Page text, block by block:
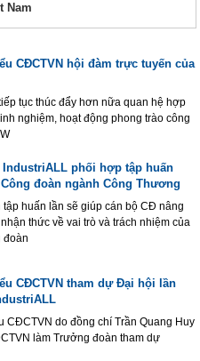
Nam
CĐCTVN hội đàm trực tuyến của
tục thúc đẩy hơn nữa quan hệ hợp
nghiệm, hoạt động phong trào công
IndustriALL phối hợp tập huấn
đoàn ngành Công Thương
huấn lần sẽ giúp cán bộ CĐ nâng
thức về vai trò và trách nhiệm của
đoàn
CĐCTVN tham dự Đại hội lần
CĐCTVN do đồng chí Trần Quang Huy
làm Trưởng đoàn tham dự